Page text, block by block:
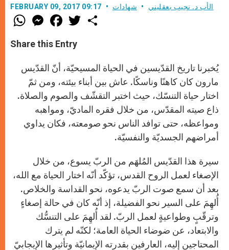
FEBRUARY 09, 2017 09:17 الأب د. نجيب بعقليني شهادات
W
h
t
s
p
p
M
e
s
e
g
e
r
F
a
e
b
o
k
w
Share this Entry
يُخبرنا تاريخ القدّيسين في الحياة المسيحيّة، أنّ القدّيس
مارون كان كاهنًا وناسكًا. عاش بين أبناء بيئته، ومن ثمّ
اختار حياة التنسّك، حيث اختبر التقشّف والصوم والصلاة.
ذاع صيته المقدّس، من خلال فقره الماديّ، ومواهبه
ومواعظه، حتى توافد الناس نحو صومعته، فكان يداوي
أمراضهم الجسديّة والنفسيّة.
سيرة هذا القدّيس المُلهَم من الربّ يسوع، من خلال
الإصغاء لعمل الروح القدس، تؤكّد أنّه اختار الحياة مع الله،
بعد أن سمع صوت الربّ يدعوه، نحو القداسة والخلاص.
أُلهِمَ على السير نحو الفضيلة، إذ أنّه كان في حالة إصغاءٍ
وترقّبٍ وطواعيةٍ لعمل الربّ. لقد أُلهِمَ على التنسُّك
والابتعاد، عن ضوضاء الحياة العامة؛ لكنّه لم يترك
المحتاجين إليه، العارفين بقدرته الإيمانيّة وتأثيرها الإيجابيّ